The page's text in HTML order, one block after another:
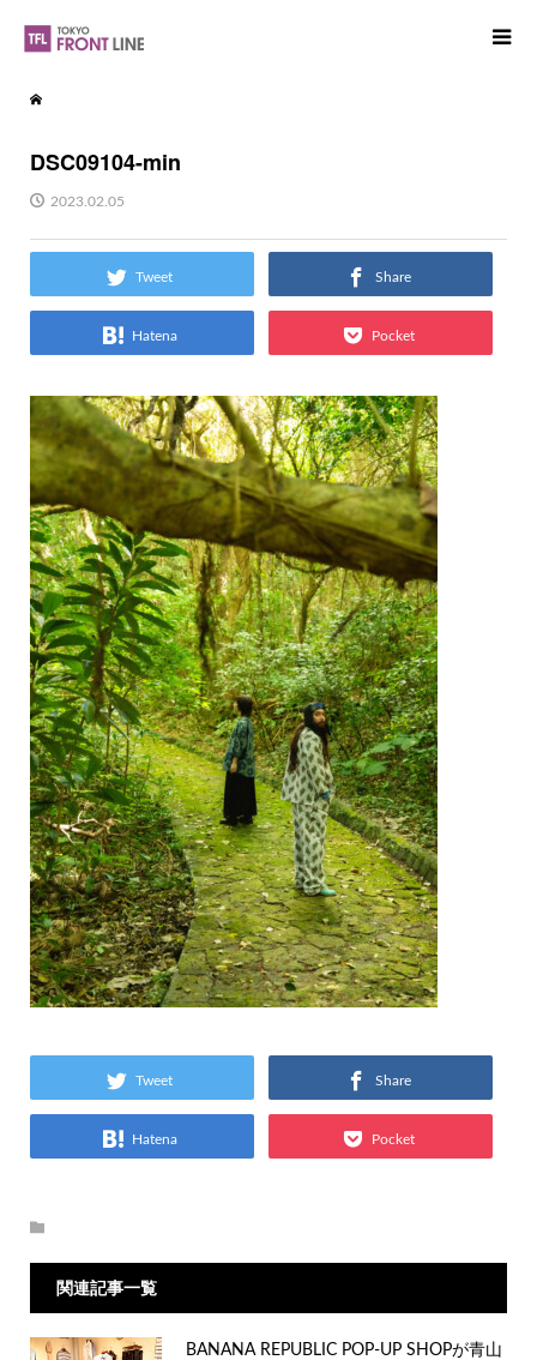
DSC09104-min
2023.02.05
Tweet Share
Hatena Pocket
Tweet Share
Hatena Pocket
関連記事一覧
BANANA REPUBLIC POP-UP SHOPが青山